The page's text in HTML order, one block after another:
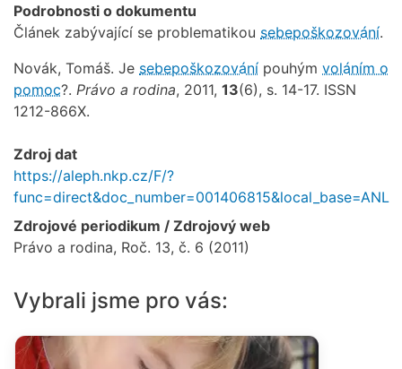
Podrobnosti o dokumentu
Článek zabývající se problematikou sebepoškozování.
Novák, Tomáš. Je sebepoškozování pouhým voláním o
pomoc?. Právo a rodina, 2011, 13(6), s. 14-17. ISSN
1212-866X.
Zdroj dat
https://aleph.nkp.cz/F/?
func=direct&doc_number=001406815&local_base=ANL
Zdrojové periodikum / Zdrojový web
Právo a rodina, Roč. 13, č. 6 (2011)
Vybrali jsme pro vás: